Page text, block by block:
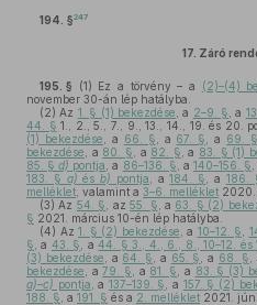
194. §247
17. Záró
195. § (1) Ez a törvény – a (2)–(4)
november 30-án lép hatályba.
(2) Az 1. § (1) bekezdése , a 2–9. § , a
44. § 1., 2., 5., 7., 9., 13., 14., 19. és 20.
(1) bekezdése , a 66. § , a 67. § , a 69. §
bekezdése , a 80. § , a 82. § , a 83. § (1)
85. §d) pontja , a 86–136. § , a 140–156. §
183. § a) ésb) pontja , a184. § , a 186.
melléklet , valamint a 3–6. melléklet 2020.
(3) Az 54. § , az55. § , a 63. § (2)
§ 2021. március 10-én lép hatályba.
(4) Az 1. § (2) bekezdése , a 10–12. §
§ , a 43. § , a44. § 3., 4., 6., 8., 10–12. és
(3) bekezdése , a 64. § , a 65. § , a 68. §
bekezdése , a79. § , a 81. § , a 83. § (3)
a)–c) pontja , a 137–139. § , a 157. § (2)
188. § , a 191. § és a 2. melléklet 2021.